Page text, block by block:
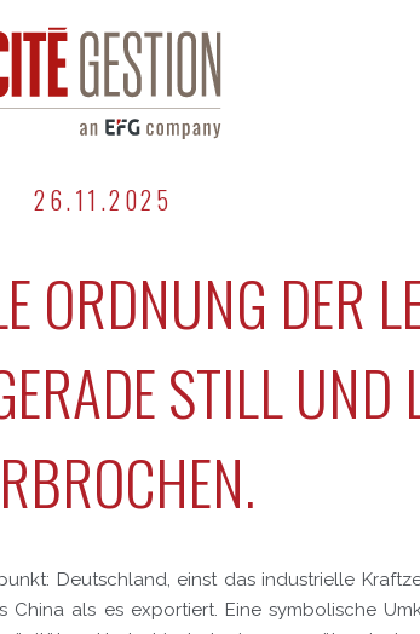
26.11.2025
ORDNUNG DER
STILL UND
Deutschland, einst das industrielle
China als es exportiert. Eine symbolische